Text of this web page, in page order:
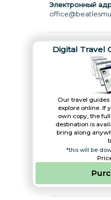
Электронный
Digital Travel
Our travel guides
explore online. If
own copy, the
destination is
bring along
*this will be